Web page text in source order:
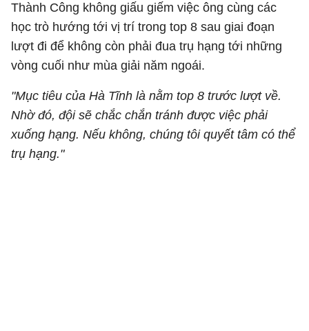
Thành Công không giấu giếm việc ông cùng các
học trò hướng tới vị trí trong top 8 sau giai đoạn
lượt đi để không còn phải đua trụ hạng tới những
vòng cuối như mùa giải năm ngoái.
"Mục tiêu của Hà Tĩnh là nằm top 8 trước lượt về.
Nhờ đó, đội sẽ chắc chắn tránh được việc phải
xuống hạng. Nếu không, chúng tôi quyết tâm có thể
trụ hạng."